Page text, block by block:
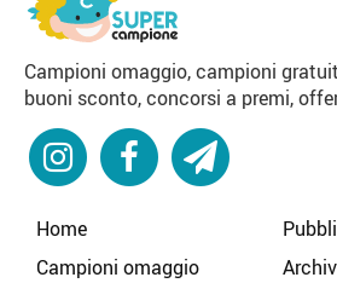
Campioni omaggio, campioni
buoni sconto, concorsi a premi,
Home
Campioni omaggio